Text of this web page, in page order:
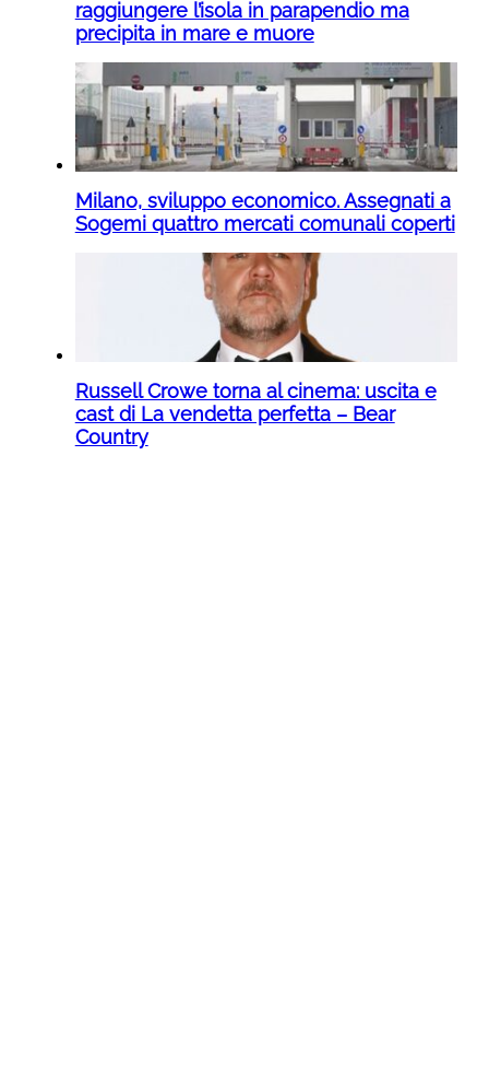
raggiungere l’isola in parapendio ma
precipita in mare e muore
Milano, sviluppo economico. Assegnati a
Sogemi quattro mercati comunali coperti
Russell Crowe torna al cinema: uscita e
cast di La vendetta perfetta – Bear
Country